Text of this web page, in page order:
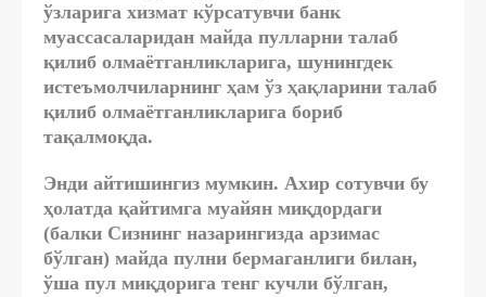
ўзларига хизмат кўрсатувчи банк
муассасаларидан майда пулларни талаб
қилиб олмаётганликларига, шунингдек
истеъмолчиларнинг ҳам ўз ҳақларини талаб
қилиб олмаётганликларига бориб
тақалмоқда.
Энди айтишингиз мумкин. Ахир сотувчи бу
ҳолатда қайтимга муайян миқдордаги
(балки Сизнинг назарингизда арзимас
бўлган) майда пулни бермаганлиги билан,
ўша пул миқдорига тенг кучли бўлган,